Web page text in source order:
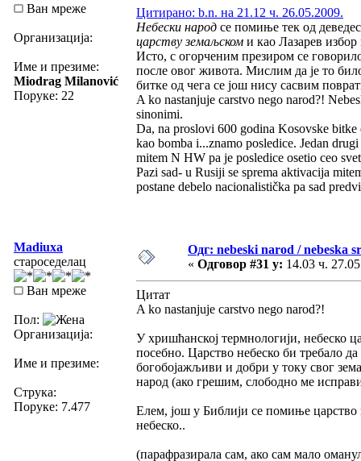
Ван мреже
Организација:
Име и презиме:
Miodrag Milanović
Поруке: 22
Цитирано: b.n. на 21.12 ч. 26.05.2009.
Небески народ се помиње тек од
царству земаљском и као Лазарев
Исто, с огорченим презиром се
после овог живота. Мислим да је то
битке од чега се још нису сасвим
A ko nastanjuje carstvo nego narod?!
sinonimi.
Da, na proslovi 600 godina Kosovske
kao bomba i...znamo posledice. Jedan
mitem N HW pa je posledice osetio ceo
Pazi sad- u Rusiji se sprema aktivacija
postane debelo nacionalistička pa sad
Madiuxa
староседелац
Ван мреже
Пол:
Организација:
Име и презиме:
Струка:
Поруке: 7.477
Одг: nebeski narod / nebeska
« Одговор #31 у: 14.03 ч.
Цитат
A ko nastanjuje carstvo nego narod?!
У хришћанској термнологији, небеско
посебно. Царство небеско би требало
богобојажљиви и добри у току свог
народ (ако грешим, слободно ме
Елем, још у Библији се помиње
небеско..
(парафразирала сам, ако сам мало